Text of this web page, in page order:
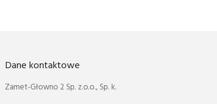
Dane kontaktowe
Zamet-Głowno 2 Sp. z.o.o., Sp. k.